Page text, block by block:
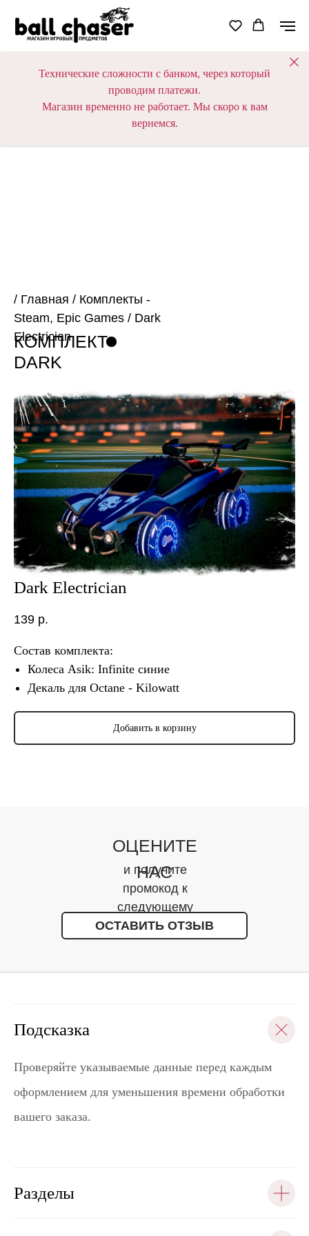
Технические сложности с банком, через который
проводим платежи.
Магазин временно не работает. Мы скоро к вам
вернемся.
КОМПЛЕКТ
/ Главная / Комплекты -
Steam, Epic Games / Dark
Electrician
DARK
ELECTRICIAN
Dark Electrician
139 р.
Состав комплекта:
Колеса Asik: Infinite синие
Декаль для Octane - Kilowatt
Добавить в корзину
ОЦЕНИТЕ
НАС
и получите
промокод к
следующему
заказу
ОСТАВИТЬ ОТЗЫВ
Подсказка
Проверяйте указываемые данные перед каждым
оформлением для уменьшения времени обработки
вашего заказа.
Разделы